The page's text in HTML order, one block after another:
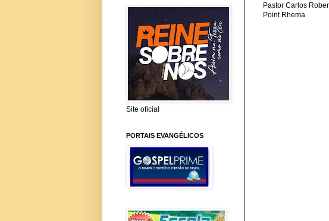
Pastor Carlos
Point Rhema
Site oficial
PORTAIS EVANGÉLICOS